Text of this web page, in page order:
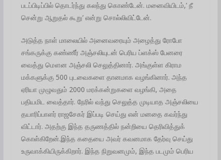
படப்பிடிப்பில் தொடர்ந்து கலந்து கொண்டேன். மனைவியிடம்,’ நீ
சென்று ஆறுதல் கூறு’ என்று சொல்லிவிட்டேன்.
அடுத்த நாள் மாலையில் அனைவரையும் அழைத்து ரோபோ
சங்கருக்கு கண்ணீர் அஞ்சலியுடன் பெரிய ப்ளக்ஸ் பேனரை
வைத்து மௌன அஞ்சலி செலுத்தினார். அங்குள்ள கிராம
மக்களுக்கு 500 புடவைகளை தானமாக வழங்கினார். அந்த
ஏரியா முழுவதும் 2000 மரக்கன்றுகளை வழங்கி, அதை
பதியமிட வைத்தார். நேரில் வந்து செலுத்த முடியாத அஞ்சலியை
தயாரிப்பாளர் ராஜசேகர் இப்படி செய்து என் மனதை கவர்ந்து
விட்டார். அதற்கு இந்த தருணத்தில் நன்றியை தெரிவித்துக்
கொள்கிறேன்.இந்த கதையை அவர் கவனமாக தேர்வு செய்து
உருவாக்கியிருக்கிறார். இந்த நிறுவனமும், இந்த படமும் பெரிய